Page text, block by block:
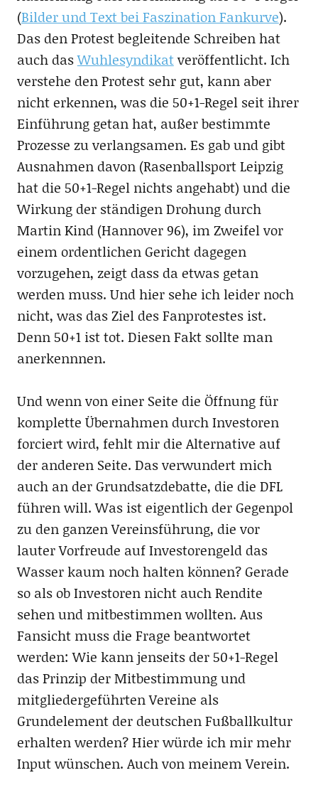
(Bilder und Text bei Faszination Fankurve).
Das den Protest begleitende Schreiben hat
auch dasWuhlesyndikatveröffentlicht. Ich
verstehe den Protest sehr gut, kann aber
nicht erkennen, was die 50+1-Regel seit ihrer
Einführung getan hat, außer bestimmte
Prozesse zu verlangsamen. Es gab und gibt
Ausnahmen davon (Rasenballsport Leipzig
hat die 50+1-Regel nichts angehabt) und die
Wirkung der ständigen Drohung durch
Martin Kind (Hannover 96), im Zweifel vor
einem ordentlichen Gericht dagegen
vorzugehen, zeigt dass da etwas getan
werden muss. Und hier sehe ich leider noch
nicht, was das Ziel des Fanprotestes ist.
Denn 50+1 ist tot. Diesen Fakt sollte man
anerkennnen.
Und wenn von einer Seite die Öffnung für
komplette Übernahmen durch Investoren
forciert wird, fehlt mir die Alternative auf
der anderen Seite. Das verwundert mich
auch an der Grundsatzdebatte, die die DFL
führen will. Was ist eigentlich der Gegenpol
zu den ganzen Vereinsführung, die vor
lauter Vorfreude auf Investorengeld das
Wasser kaum noch halten können? Gerade
so als ob Investoren nicht auch Rendite
sehen und mitbestimmen wollten. Aus
Fansicht muss die Frage beantwortet
werden: Wie kann jenseits der 50+1-Regel
das Prinzip der Mitbestimmung und
mitgliedergeführten Vereine als
Grundelement der deutschen Fußballkultur
erhalten werden? Hier würde ich mir mehr
Input wünschen. Auch von meinem Verein.